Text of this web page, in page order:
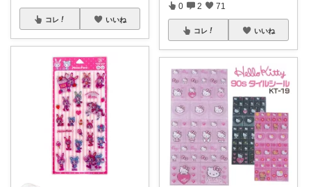
コレ いいね
0 2 71
コレ いいね